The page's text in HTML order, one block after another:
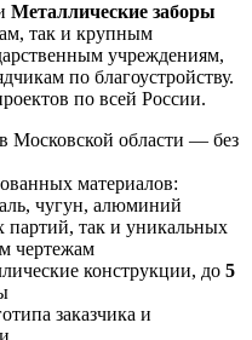
Металлические заборы
так и крупным
учреждениям,
по благоустройству.
по всей России.
Московской области — без
материалов:
чугун, алюминий
партий, так и уникальных
чертежам
конструкции, до 5
заказчика и